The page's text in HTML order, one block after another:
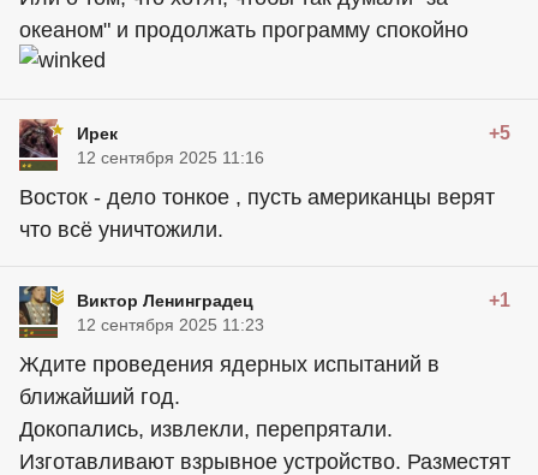
океаном" и продолжать программу спокойно
Ирек +5
12 сентября 2025 11:16
Восток - дело тонкое , пусть американцы верят
что всё уничтожили.
Виктор Ленинградец +1
12 сентября 2025 11:23
Ждите проведения ядерных испытаний в
ближайший год.
Докопались, извлекли, перепрятали.
Изготавливают взрывное устройство. Разместят